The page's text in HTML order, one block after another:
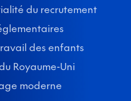
du recrutement
des enfants
Royaume-Uni
moderne